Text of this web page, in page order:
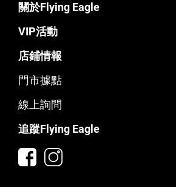
關於Flying Eagle
VIP活動
店鋪情報
門市據點
線上詢問
追蹤Flying Eagle